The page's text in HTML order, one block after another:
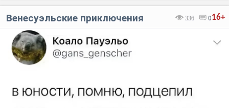
16+
336 0
Венесуэльские приключения